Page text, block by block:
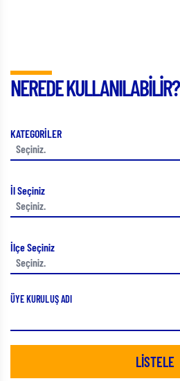
NEREDE KULLANILABİLİR?
KATEGORİLER
İl Seçiniz
İlçe Seçiniz
ÜYE KURULUŞ ADI
LİSTELE